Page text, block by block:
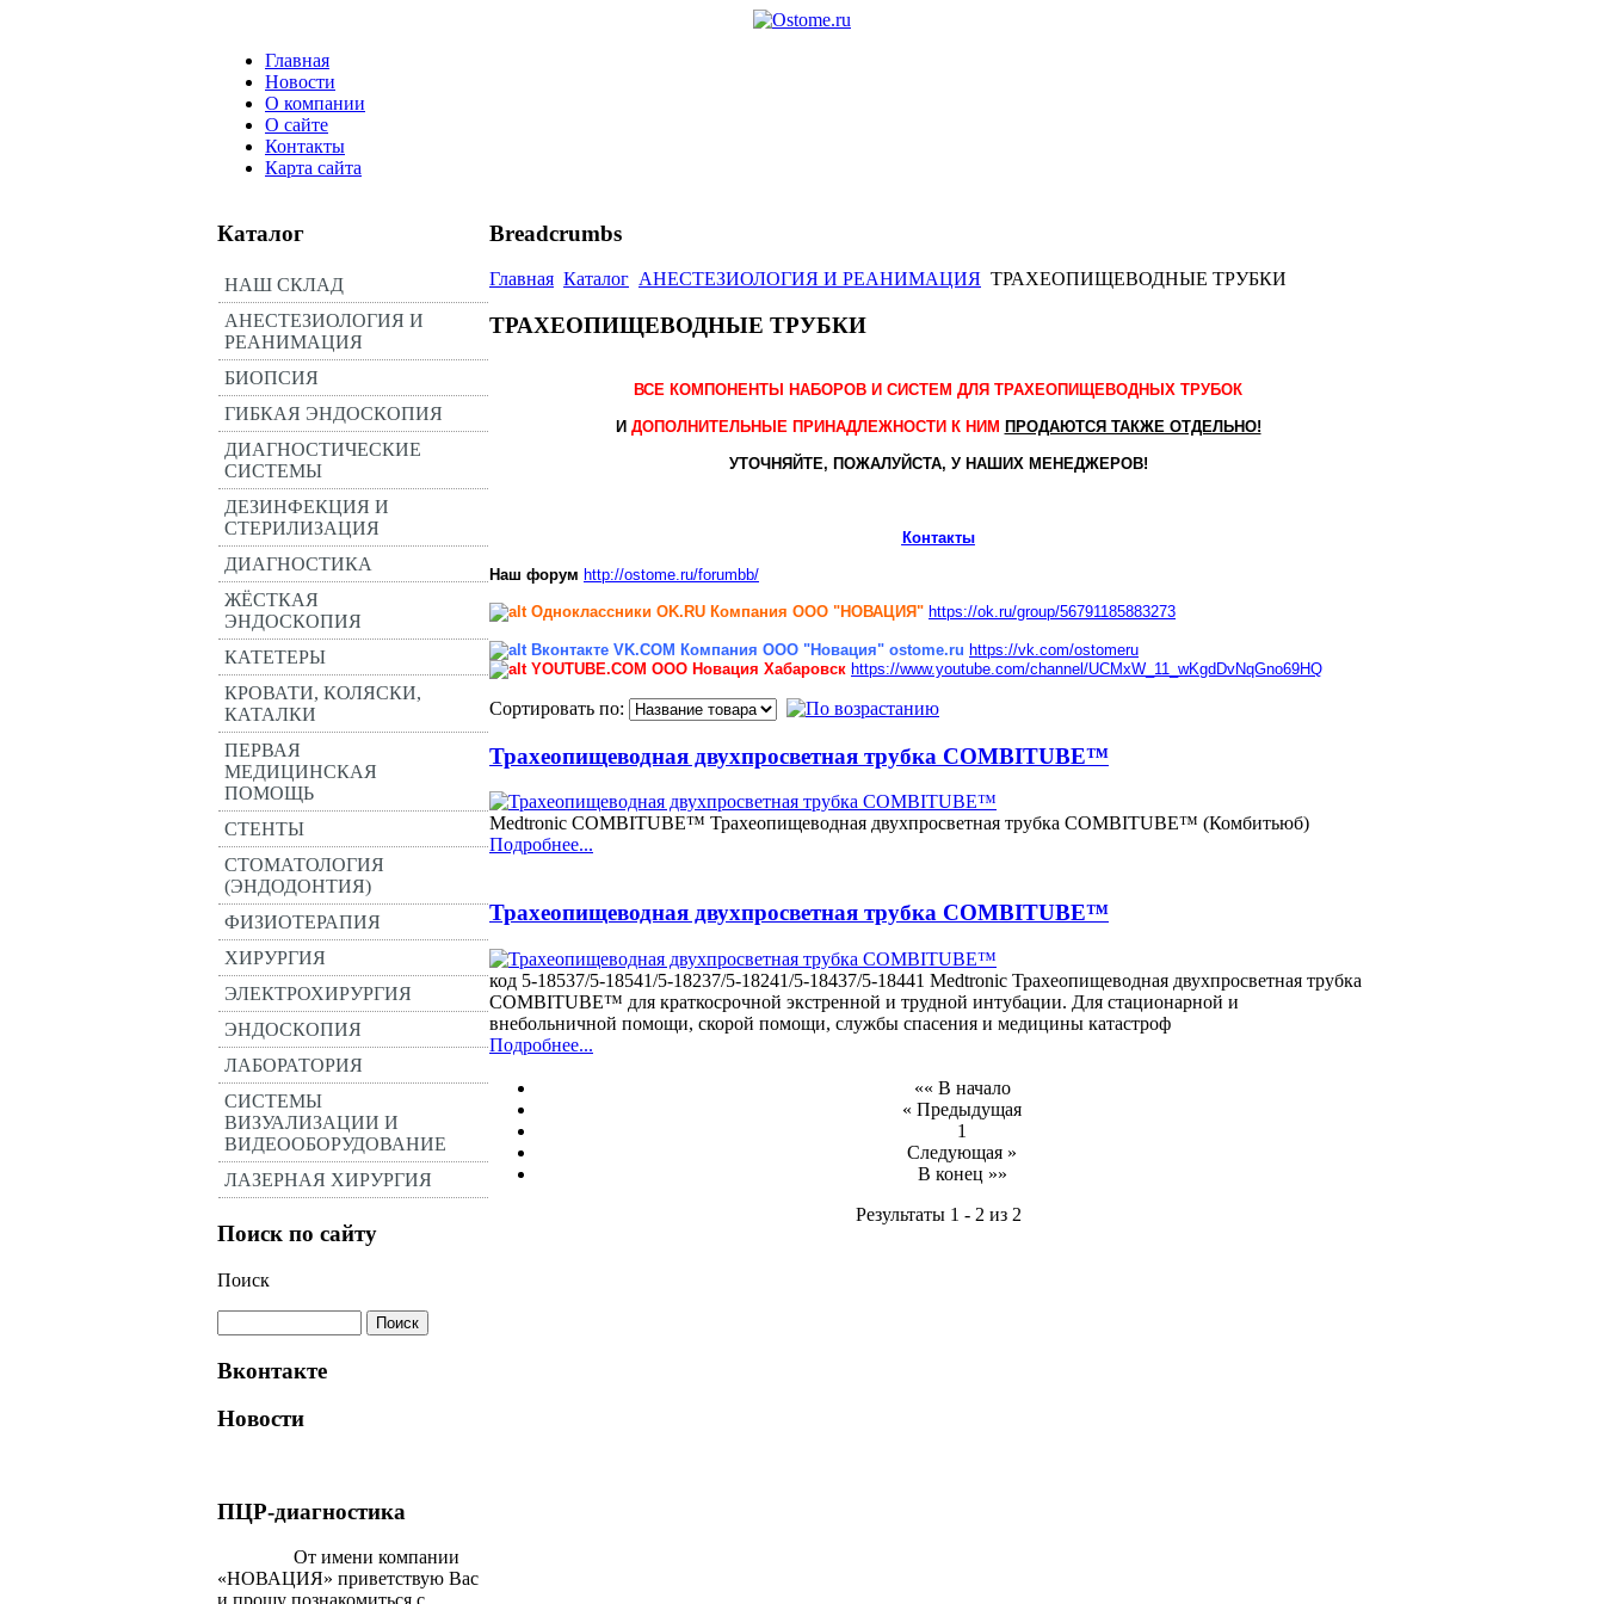
Главная
Новости
О компании
О сайте
Контакты
Карта сайта
Каталог
НАШ СКЛАД
АНЕСТЕЗИОЛОГИЯ И
РЕАНИМАЦИЯ
БИОПСИЯ
ГИБКАЯ ЭНДОСКОПИЯ
ДИАГНОСТИЧЕСКИЕ
СИСТЕМЫ
ДЕЗИНФЕКЦИЯ И
СТЕРИЛИЗАЦИЯ
ДИАГНОСТИКА
ЖЁСТКАЯ
ЭНДОСКОПИЯ
КАТЕТЕРЫ
КРОВАТИ, КОЛЯСКИ,
КАТАЛКИ
ПЕРВАЯ
МЕДИЦИНСКАЯ
ПОМОЩЬ
СТЕНТЫ
СТОМАТОЛОГИЯ
(ЭНДОДОНТИЯ)
ФИЗИОТЕРАПИЯ
ХИРУРГИЯ
ЭЛЕКТРОХИРУРГИЯ
ЭНДОСКОПИЯ
ЛАБОРАТОРИЯ
СИСТЕМЫ
ВИЗУАЛИЗАЦИИ И
ВИДЕООБОРУДОВАНИЕ
ЛАЗЕРНАЯ ХИРУРГИЯ
Поиск по сайту
Поиск
Вконтакте
Новости
ПЦР-диагностика
От имени компании
«НОВАЦИЯ» приветствую Вас
Breadcrumbs
Главная Каталог АНЕСТЕЗИОЛОГИЯ И РЕАНИМАЦИЯ ТРАХЕОПИЩЕВОДНЫЕ ТРУБКИ
ТРАХЕОПИЩЕВОДНЫЕ ТРУБКИ
ВСЕ КОМПОНЕНТЫ НАБОРОВ И СИСТЕМ ДЛЯ ТРАХЕОПИЩЕВОДНЫХ ТРУБОК
И ДОПОЛНИТЕЛЬНЫЕ ПРИНАДЛЕЖНОСТИ К НИМ ПРОДАЮТСЯ ТАКЖЕ ОТДЕЛЬНО!
УТОЧНЯЙТЕ, ПОЖАЛУЙСТА, У НАШИХ МЕНЕДЖЕРОВ!
Контакты
Наш форум http://ostome.ru/forumbb/
Одноклассники OK.RU Компания ООО "НОВАЦИЯ" https://ok.ru/group/56791185883273
Вконтакте VK.COM Компания ООО "Новация" ostome.ru https://vk.com/ostomeru
YOUTUBE.COM ООО Новация Хабаровск https://www.youtube.com/channel/UCMxW_11_wKgdDvNqGno69HQ
Сортировать по:
Трахеопищеводная двухпросветная трубка COMBITUBE™
Medtronic COMBITUBE™ Трахеопищеводная двухпросветная трубка COMBITUBE™ (Комбитьюб)
Подробнее...
Трахеопищеводная двухпросветная трубка COMBITUBE™
код 5-18537/5-18541/5-18237/5-18241/5-18437/5-18441 Medtronic Трахеопищеводная двухпросветная трубка
COMBITUBE™ для краткосрочной экстренной и трудной интубации. Для стационарной и
внебольничной помощи, скорой помощи, службы спасения и медицины катастроф
Подробнее...
«« В начало
« Предыдущая
1
Следующая »
В конец »»
Результаты 1 - 2 из 2